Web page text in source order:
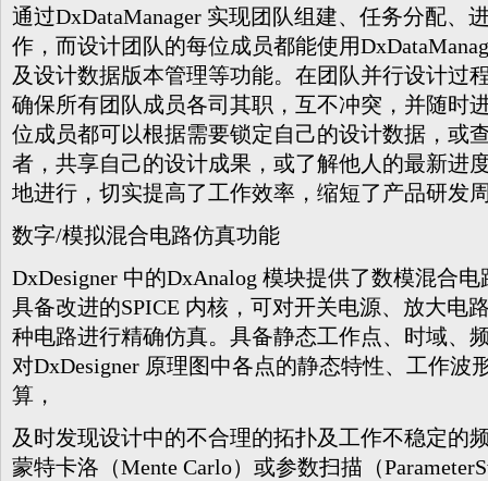
通过DxDataManager 实现团队组建、任务分配、
作，而设计团队的每位成员都能使用
及设计数据版本管理等功能。在团队并行设计过
确保所有团队成员各司其职，互不冲突，并随时
位成员都可以根据需要锁定自己的设计数据，或
者，共享自己的设计成果，或了解他人的最新进
地进行，切实提高了工作效率，缩短了产品研发
数字/模拟混合电路仿真功能
DxDesigner 中的DxAnalog 模块提供了数模混合
具备改进的SPICE 内核，可对开关电源、放大电
种电路进行精确仿真。具备静态工作点、时域、
对DxDesigner 原理图中各点的静态特性、工作波
算，
及时发现设计中的不合理的拓扑及工作不稳定的
蒙特卡洛（Mente Carlo）或参数扫描（